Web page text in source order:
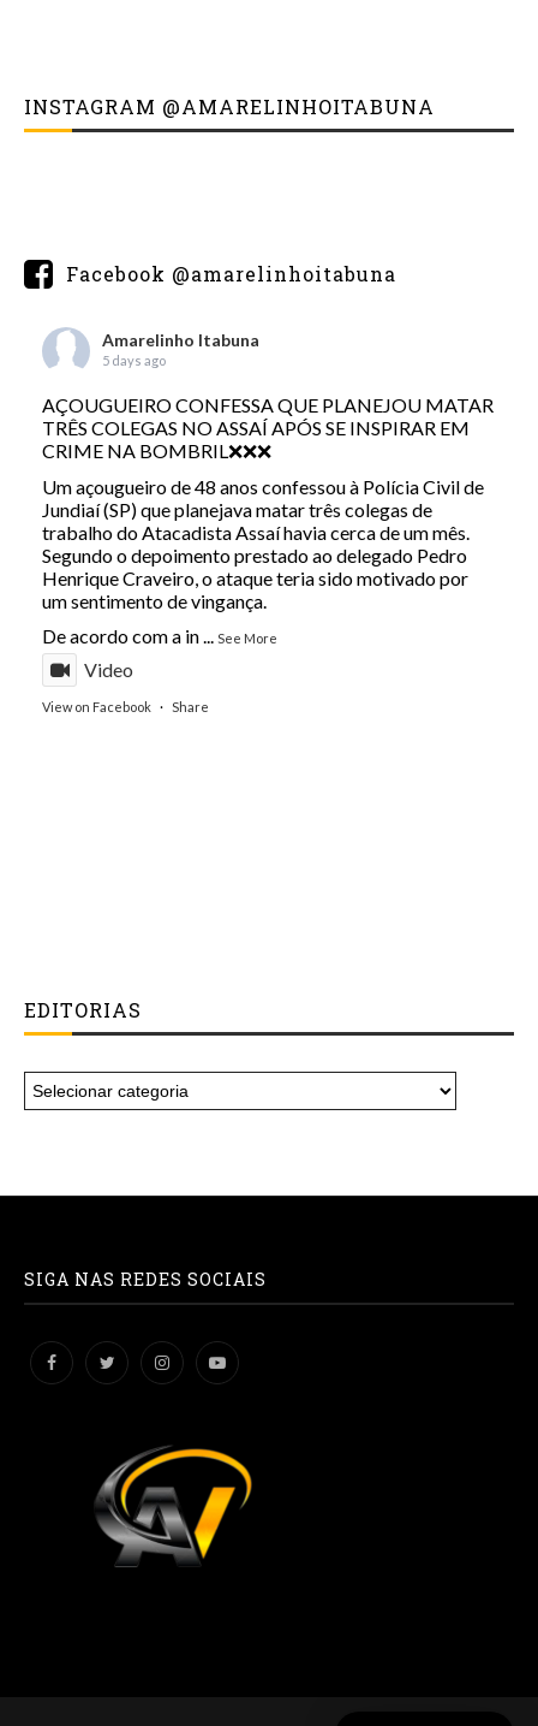
INSTAGRAM @AMARELINHOITABUNA
Facebook @amarelinhoitabuna
Amarelinho Itabuna
5 days ago
AÇOUGUEIRO CONFESSA QUE PLANEJOU MATAR
TRÊS COLEGAS NO ASSAÍ APÓS SE INSPIRAR EM
CRIME NA BOMBRIL❌❌❌
Um açougueiro de 48 anos confessou à Polícia Civil de
Jundiaí (SP) que planejava matar três colegas de
trabalho do Atacadista Assaí havia cerca de um mês.
Segundo o depoimento prestado ao delegado Pedro
Henrique Craveiro, o ataque teria sido motivado por
um sentimento de vingança.
De acordo com a in... See More
Video
View on Facebook · Share
EDITORIAS
SIGA NAS REDES SOCIAIS